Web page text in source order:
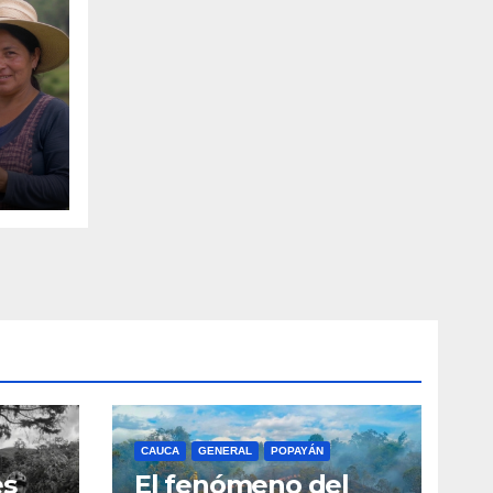
de
CAUCA GENERAL POPAYÁN
El fenómeno del